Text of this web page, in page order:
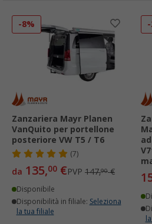
-8%
Zanzariera Mayr Planen
VanQuito per portellone
posteriore VW T5 / T6
(7)
da 135,00 €PVP 147,90€
Disponibile
Disponibilità in filiale: Seleziona
la tua filiale